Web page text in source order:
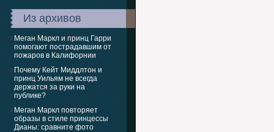
Из архивов
Меган Маркл и принц Гарри
помогают пострадавшим от
пожаров в Калифорнии
Почему Кейт Миддлтон и
принц Уильям не всегда
держатся за руки на
публике?
Меган Маркл повторяет
образы в стиле принцессы
Дианы: сравните фото